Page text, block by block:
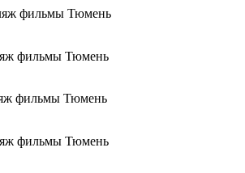
фильмы Тюмень
фильмы Тюмень
фильмы Тюмень
фильмы Тюмень